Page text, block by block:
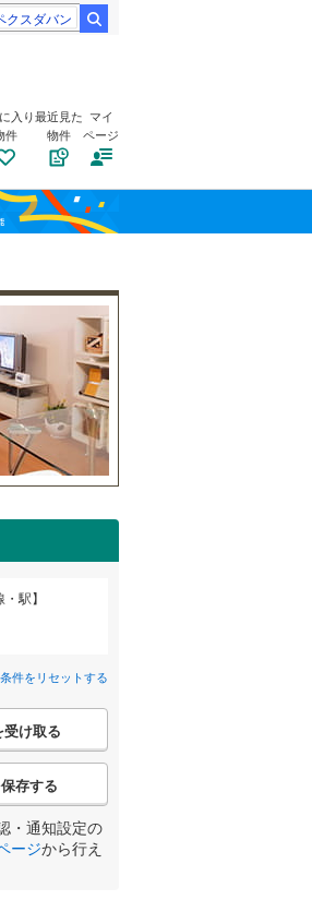
クスダバン
入り
件
最近見た
物件
マイ
ページ
駅】
条件をリセットする
け取る
存する
・通知設定の
ージから行え
ットする
ットする
ットする
17)
ットする
(6)
ットする
建て以
ットする